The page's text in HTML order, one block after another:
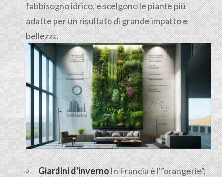
fabbisogno idrico, e scelgono le piante più
adatte per un risultato di grande impatto e
bellezza.
Giardini d'invernoIn Francia è l'”orangerie”,